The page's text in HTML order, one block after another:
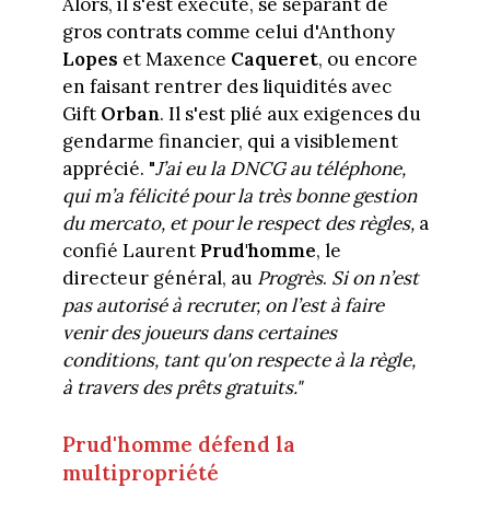
gros contrats comme celui d'Anthony
Lopes et Maxence Caqueret, ou encore
en faisant rentrer des liquidités avec
Gift Orban. Il s'est plié aux exigences du
gendarme financier, qui a visiblement
apprécié. "J’ai eu la DNCG au téléphone,
qui m’a félicité pour la très bonne gestion
du mercato, et pour le respect des règles,a
confié Laurent Prud'homme, le
directeur général, au Progrès. Si on n’est
pas autorisé à recruter, on l’est à faire
venir des joueurs dans certaines
conditions, tant qu'on respecte à la règle,
à travers des prêts gratuits."
Prud'homme défend la
multipropriété